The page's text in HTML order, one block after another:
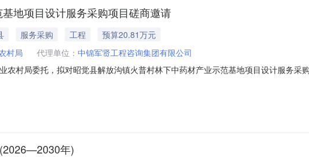
地项目设计服务采购项目磋商邀请
服务采购 工程
预算20.81万元
村局 代理单位： 中锦军贤工程咨询集团有限公司
农村局委托，拟对昭觉县解放沟镇火普村林下中药材产业示范基地项目设计服务采
机构：中锦军贤工程咨询集团有限公司二、资金情况预算金额：208080.00元最高
年)